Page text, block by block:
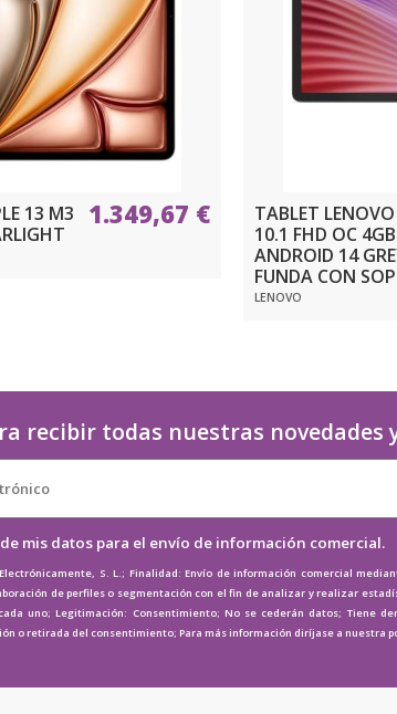
13 M3
1.349,67 €
TABLET
10.1 FHD OC
ANDROID 14
FUNDA CON
LENOVO
recibir todas nuestras novedades
mis datos para el envío de información comercial.
S. L.; Finalidad: Envío de información comercial
de perfiles o segmentación con el fin de analizar y realizar
uno; Legitimación: Consentimiento; No se cederán datos; Tiene
o retirada del consentimiento; Para más información diríjase a nuestra